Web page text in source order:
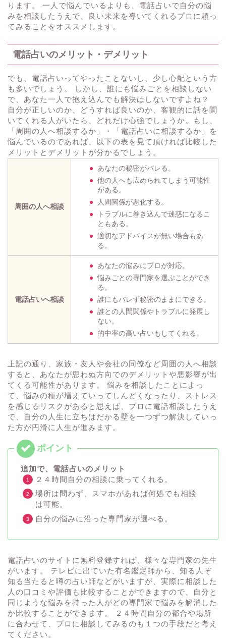
ります。 一人で悩んでいるよりも、電話占いで自分の悩
みを相談したうえで、良い未来を導いてくれるプロに頼っ
てみることをオススメします。
電話占いのメリット・デメリット
でも、電話占いってやったことないし、少し心配という方
も多いでしょう。 しかし、誰にも悩みごとを相談しない
で、あなた一人で抱え込んでも解決はしないですよね？
自分が正しいのか、どうすれば良いのか、客観的に話を聞
いてくれる人がいたら、どれだけ心強でしょうか。もし、
「周囲の人へ相談するか」・「電話占いに相談するか」を
悩んでいるのであれば、以下の表を見て頂ければ比較した
メリットとデメリットが分かるでしょう。
周囲の人へ相談
あなたの秘密がバレる。
他の人へも広められてしまう可能性
がある。
人間関係が悪化する。
トラブルに巻き込んで迷惑になるこ
ともある。
適切なアドバイスが無い場合もあ
る。
電話占いへ相談
あなたの悩みにプロが対応。
悩みごとの専門家を選ぶことができ
る。
誰にもバレず秘密のままにできる。
誰との人間関係やトラブルに発展し
ない。
的中率の高い占いもしてくれる。
上記の通り、家族・友人や会社の同僚など周囲の人へ相談
すると、あなたが思わぬ方向でのデメリットや悪影響が出
てくる可能性があります。 悩みを相談したことによっ
て、悩みの種が増えていってしんどくなったり、ストレス
を感じるリスクがあると思えば、プロに電話相談したうえ
で、自分の人生に立ちはだかる壁を一つずつ解決していっ
た方が円滑に人生が進みます。
追加で、電話占いのメリット
２４時間自分の相談に乗ってくれる。
場所は問わず、スマホがあれば何処でも相談
は可能。
自分の悩みに沿った専門家が選べる。
電話占いのサイトに無料登録すれば、様々な専門家の先生
がいます。 テレビに出ていた有名鑑定師から、知る人ぞ
知る当たると噂の占い師などがいますが、実際に相談した
人の口コミや評価も比較することができますので、自分と
同じような悩みを持った人がどの専門家で悩みを解消した
か比較することができます。 ２４時間自分の都合や場所
に合わせて、プロに相談してみるのも１つの手段だと考え
てください。